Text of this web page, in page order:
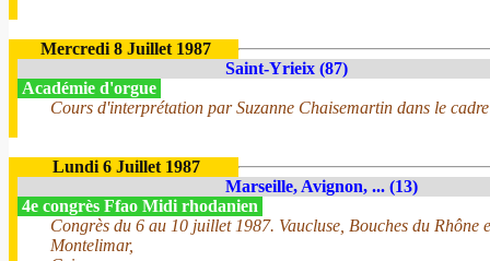
Mercredi 8 Juillet 1987
Saint-Yrieix (87)
Académie d'orgue
Cours d'interprétation par Suzanne Chaisemartin dans le
Lundi 6 Juillet 1987
Marseille, Avignon, ... (13)
4e congrès Ffao Midi rhodanien
Congrès du 6 au 10 juillet 1987. Vaucluse, Bouches du Rhône
Montelimar,